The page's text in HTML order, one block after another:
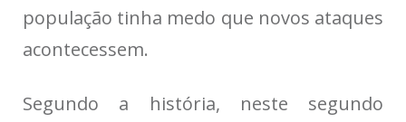
população tinha medo que novos ataques
acontecessem.
Segundo a história, neste segundo